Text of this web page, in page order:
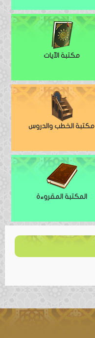
مكتبة الآيات
مكتبة الخطب والدروس
المكتبة المقروءة